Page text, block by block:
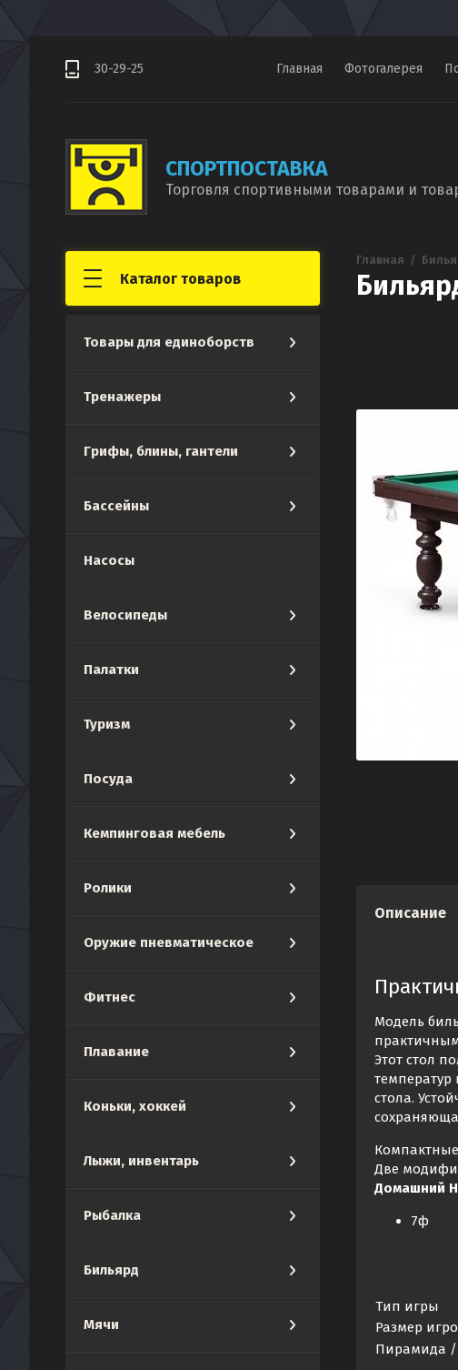
30-29-25 Главная Фотогалерея
СПОРТПОСТАВКА
Торговля спортивными товарами и
Каталог товаров
Товары для единоборств
Тренажеры
Грифы, блины, гантели
Бассейны
Насосы
Велосипеды
Палатки
Туризм
Посуда
Кемпинговая мебель
Ролики
Оружие пневматическое
Фитнес
Плавание
Коньки, хоккей
Лыжи, инвентарь
Рыбалка
Бильярд
Мячи
Главная
  /
Описание
Модель
Этот стол
стола.
Две
Домашний
7ф
Тип игры
Размер
Пирамида /